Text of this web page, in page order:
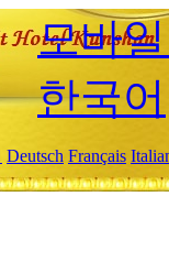
모바
한국어
Deutsch Français